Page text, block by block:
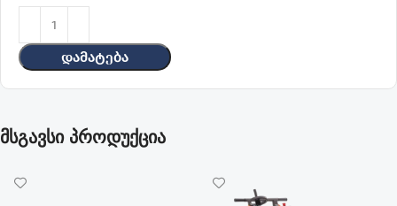
Დამატება
მსგავსი პროდუქცია